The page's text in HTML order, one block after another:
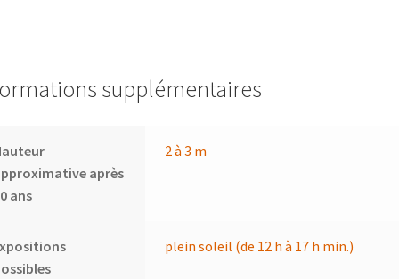
supplémentaires
après
ans
2 à 3 m
plein soleil (de 12 h à 17 h min.)